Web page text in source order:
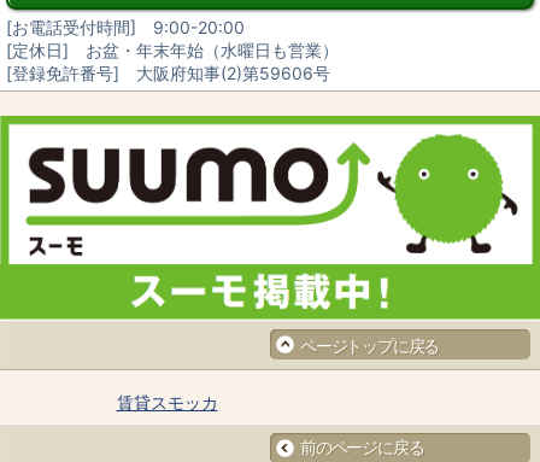
提供しません。
お客様ご本人の同意がある場合
統計的なデータなど本人を識別することができない状態で開示・提供す
る場合
法令に基づき開示・提供を求められた場合
同意を得ることが困難である場合
国又は地方公共団体等が公的な事務を実施するうえで、協力する必要が
ある場合であって、お客様の同意を得ることにより当該事務の遂行に支
障を及ぼす恐れがある場合
次項4. に掲げる者に対して提供する場合
4. 個人情報の共同利用
当社は、下記の会社との間で個人データを共同利用いたします。
共同して利用する個人データの項目
お客様の氏名、生年月日、住所、電話番号、FAX番号、電子メールアド
共同して利用する者の範囲
当社グループ各社FC（フランチャイズ）事業における加盟企業各社
当社の保有個人データに関して、お客様ご自身の情報の開示をご希望さ
れる場合には、お申し出いただいた方がご本人であることを確認した上
で、合理的な期間及び範囲で回答します。
[お電話受付時間] 9:00-20:00
[定休日] お盆・年末年始（水曜日も営業）
[登録免許番号] 大阪府知事(2)第59606号
ページトップに戻る
賃貸スモッカ
前のページに戻る